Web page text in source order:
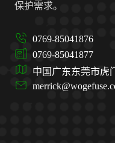
保护需求。
0769-85041876
0769-85041877
中国广东东莞市虎